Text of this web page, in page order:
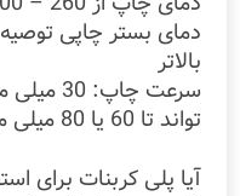
بالاتر
سرعت
تواند تا 60 یا 80 میلی متر در ثانیه برسد
آیا پلی کربنات برای